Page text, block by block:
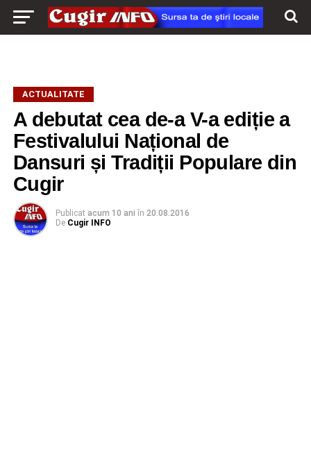
ACTUALITATE
A debutat cea de-a V-a ediție a
Festivalului Național de
Dansuri și Tradiții Populare din
Cugir
Publicat acum 10 ani în 20.08.2016
De Cugir INFO